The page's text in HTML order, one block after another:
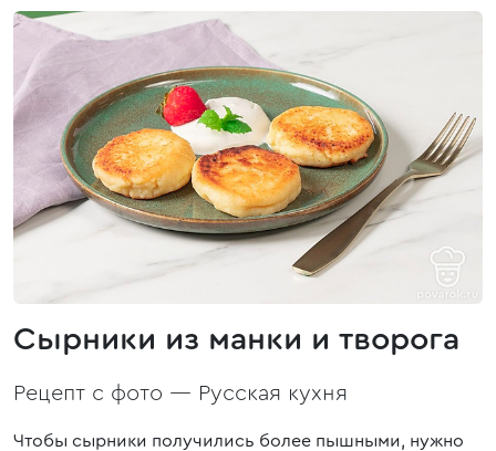
Сырники из манки и творога
Рецепт с фото — Русская кухня
Чтобы сырники получились более пышными, нужно